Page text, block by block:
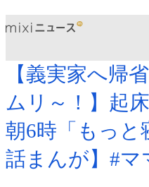
【義実家へ帰省
ムリ～！】起
朝6時「もっと
話まんが】#マ